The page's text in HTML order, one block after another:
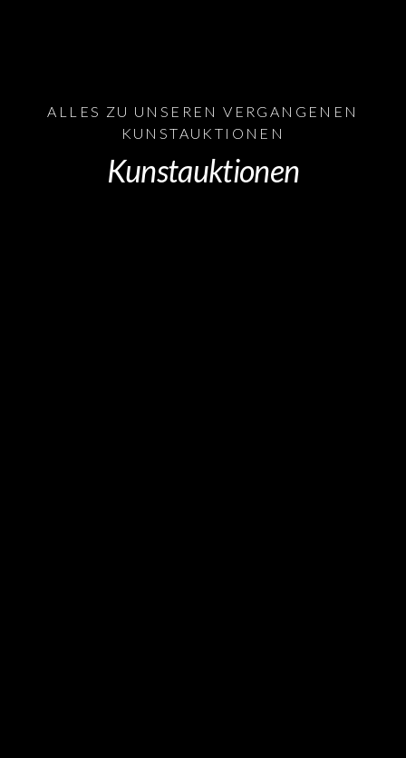
ALLES ZU UNSEREN VERGANGENEN
KUNSTAUKTIONEN
Kunstauktionen